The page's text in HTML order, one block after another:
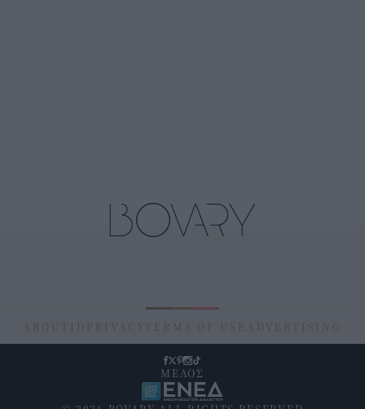
ABOUT ID PRIVACY TERMS OF USE ADVERTISING
ΜΕΛΟΣ